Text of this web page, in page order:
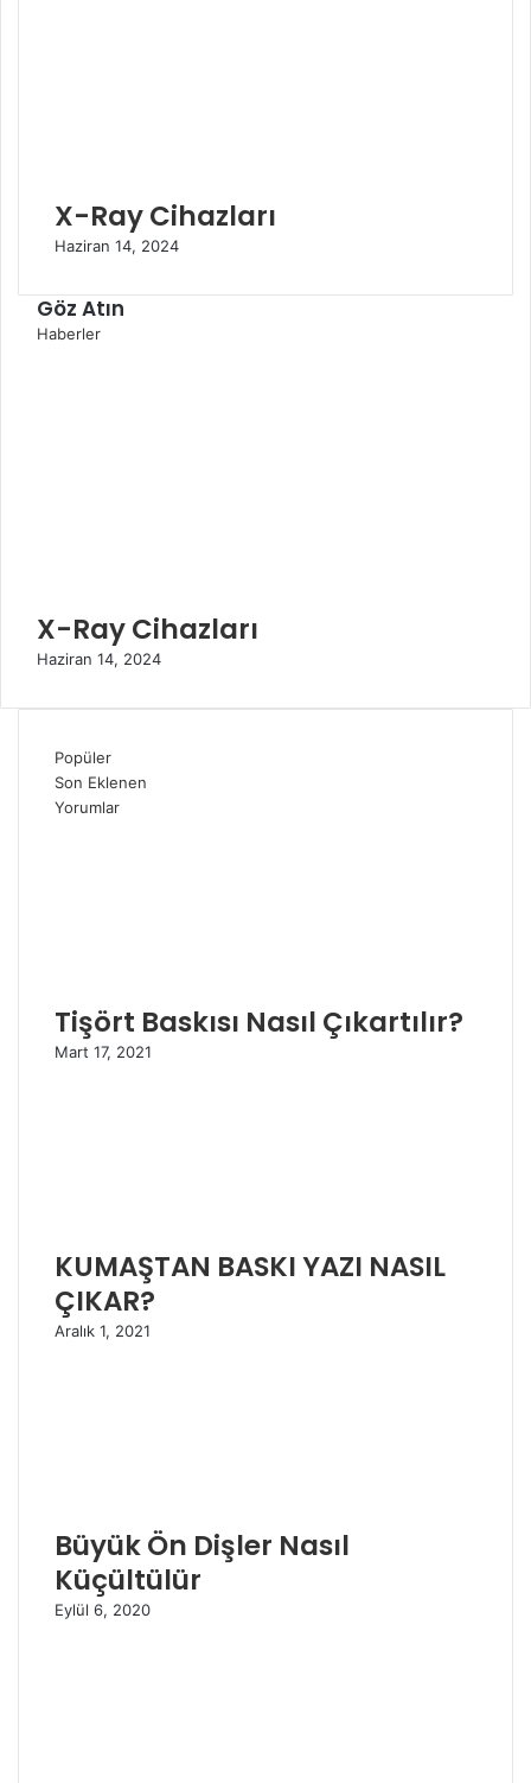
X-Ray Cihazları
Haziran 14, 2024
Göz Atın
K
Haberler
X-Ray Cihazları
Haziran 14, 2024
Popüler
Son Eklenen
Yorumlar
Tişört Baskısı Nasıl Çıkartılır?
Mart 17, 2021
KUMAŞTAN BASKI YAZI NASIL
ÇIKAR?
Aralık 1, 2021
Büyük Ön Dişler Nasıl
Küçültülür
Eylül 6, 2020